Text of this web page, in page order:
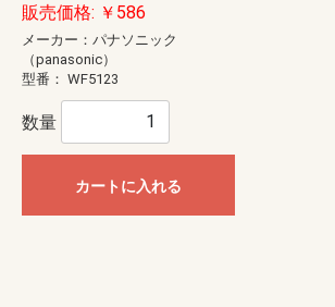
販売価格: ￥586
メーカー：パナソニック
（panasonic）
型番： WF5123
数量
カートに入れる